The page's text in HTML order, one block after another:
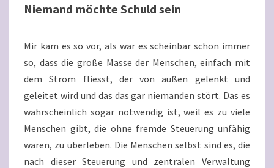
Niemand möchte Schuld sein
Mir kam es so vor, als war es scheinbar schon immer
so, dass die große Masse der Menschen, einfach mit
dem Strom fliesst, der von außen gelenkt und
geleitet wird und das das gar niemanden stört. Das es
wahrscheinlich sogar notwendig ist, weil es zu viele
Menschen gibt, die ohne fremde Steuerung unfähig
wären, zu überleben. Die Menschen selbst sind es, die
nach dieser Steuerung und zentralen Verwaltung